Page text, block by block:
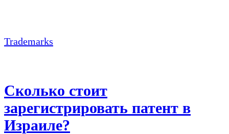
Trademarks
Сколько стоит
зарегистрировать патент в
Израиле?